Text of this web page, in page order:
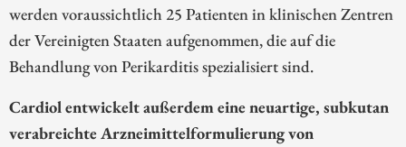
werden voraussichtlich 25 Patienten in klinischen Zentren
der Vereinigten Staaten aufgenommen, die auf die
Behandlung von Perikarditis spezialisiert sind.
Cardiol entwickelt außerdem eine neuartige, subkutan
verabreichte Arzneimittelformulierung von